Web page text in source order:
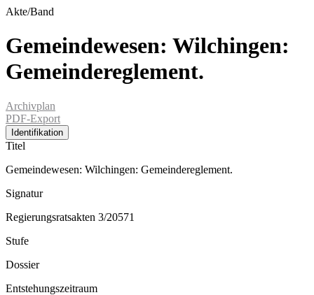
Akte/Band
Gemeindewesen: Wilchingen:
Gemeindereglement.
Archivplan
PDF-Export
Identifikation
Titel
Gemeindewesen: Wilchingen: Gemeindereglement.
Signatur
Regierungsratsakten 3/20571
Stufe
Dossier
Entstehungszeitraum